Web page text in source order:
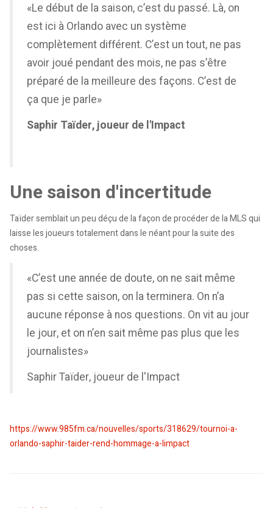
«Le début de la saison, c’est du passé. Là, on
est ici à Orlando avec un système
complètement différent. C’est un tout, ne pas
avoir joué pendant des mois, ne pas s’être
préparé de la meilleure des façons. C’est de
ça que je parle»
Saphir Taïder, joueur de l'Impact
Une saison d'incertitude
Taïder semblait un peu déçu de la façon de procéder de la MLS qui
laisse les joueurs totalement dans le néant pour la suite des
choses.
«C’est une année de doute, on ne sait même
pas si cette saison, on la terminera. On n’a
aucune réponse à nos questions. On vit au jour
le jour, et on n’en sait même pas plus que les
journalistes»
Saphir Taïder, joueur de l'Impact
https://www.985fm.ca/nouvelles/sports/318629/tournoi-a-
orlando-saphir-taider-rend-hommage-a-limpact